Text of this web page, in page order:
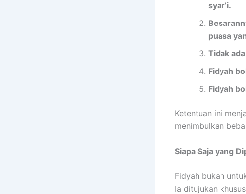
syar’i.
puasa
Tidak
Fidyah
Fidyah
Ketentuan ini
menimbulkan
Siapa Saja yang
Fidyah bukan
Ia ditujukan